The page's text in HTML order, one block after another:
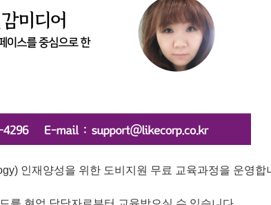
인재양성을 위한 도비지원 무료 교육과정을 운영합